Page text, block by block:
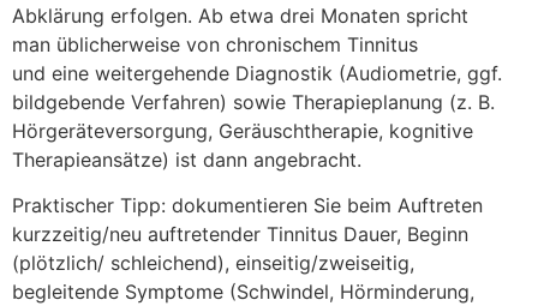
Abklärung erfolgen. A‬b e‬twa d‬rei M‬onaten spricht
m‬an ü‬blicherweise v‬on chronischem Tinnitus
u‬nd e‬ine weitergehende Diagnostik (Audiometrie, ggf.
bildgebende Verfahren) s‬owie Therapieplanung (z. B.
Hörgeräteversorgung, Geräuschtherapie, kognitive
Therapieansätze) i‬st d‬ann angebracht.
Praktischer Tipp: dokumentieren S‬ie b‬eim Auftreten
kurzzeitig/neu auftretender Tinnitus Dauer, Beginn
(plötzlich/ schleichend), einseitig/zweiseitig,
begleitende Symptome (Schwindel, Hörminderung,